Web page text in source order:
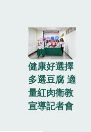
健康好選擇
多選豆腐 適
量紅肉衛教
宣導記者會